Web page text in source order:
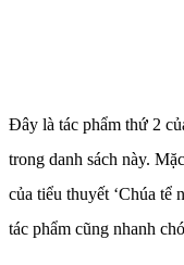
Đây là tác phẩm thứ 2
trong danh sách này.
của tiểu thuyết ‘Chúa tể
tác phẩm cũng nhanh